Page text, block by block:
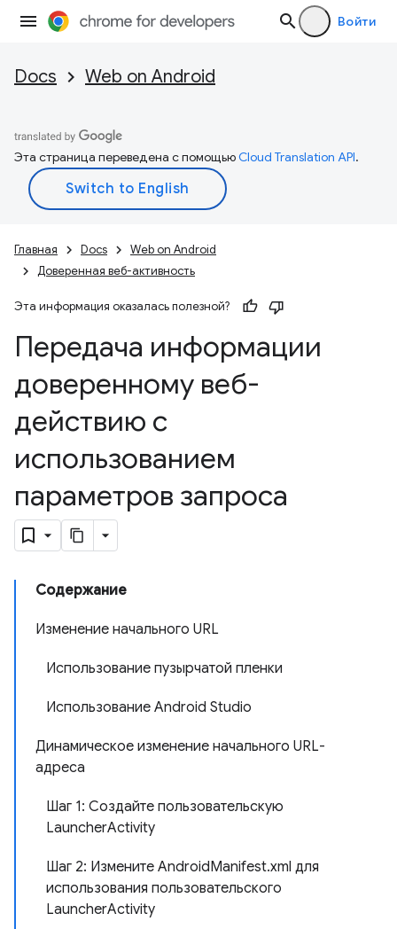
Войти
Docs Web on Android
Эта страница переведена с помощьюCloud Translation API.
Главная Docs
Web on Android
Доверенная веб-активность
Эта информация оказалась полезной?
Передача информации
доверенному веб-
действию с
использованием
параметров запроса
Содержание
Изменение начального URL
Использование пузырчатой ​​пленки
Использование Android Studio
Динамическое изменение начального URL-
адреса
Шаг 1: Создайте пользовательскую
LauncherActivity
Шаг 2: Измените AndroidManifest.xml для
использования пользовательского
LauncherActivity